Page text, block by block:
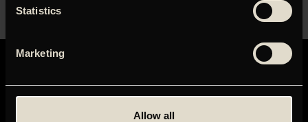
Statistics
Marketing
Allow all
Morrison og Ray Manzarek og meget mere.